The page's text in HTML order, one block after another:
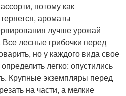
потому как
ароматы
лучше урожай
Все лесные грибочки перед
но у каждого вида свое
легко: опустились
Крупные экземпляры перед
на части, а мелкие